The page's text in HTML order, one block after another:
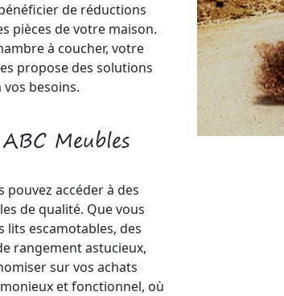
de réductions
pièces de votre maison.
à coucher, votre
propose des solutions
besoins.
Meubles
pouvez accéder à des
de qualité. Que vous
lits escamotables, des
rangement astucieux,
sur vos achats
et fonctionnel, où